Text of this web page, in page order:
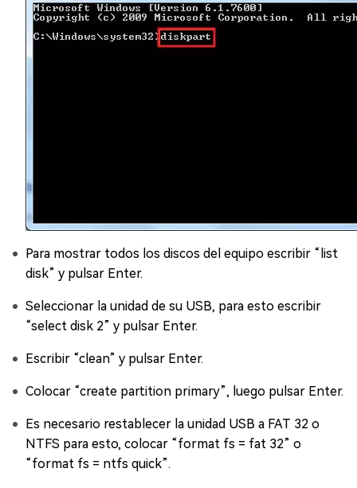
Para mostrar todos los discos del equipo escribir “list
disk” y pulsar Enter.
Seleccionar la unidad de su USB, para esto escribir
“select disk 2” y pulsar Enter.
Escribir “clean” y pulsar Enter.
Colocar “create partition primary”, luego pulsar Enter.
Es necesario restablecer la unidad USB a FAT 32 o
NTFS para esto, colocar “format fs = fat 32” o
“format fs = ntfs quick”.